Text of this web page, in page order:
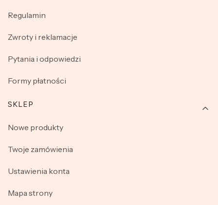
wygody będziesz mieć pewność, że reformy pozostaną
już dziś kup wygodne reformy damskie w naszym sklepie
Regulamin
Zwroty i reklamacje
Pytania i odpowiedzi
Formy płatności
SKLEP
Nowe produkty
Twoje zamówienia
Ustawienia konta
Mapa strony